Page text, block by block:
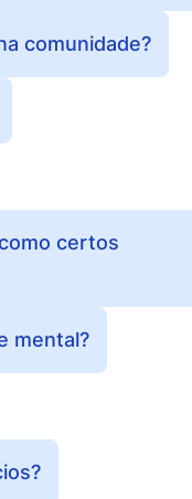
comunidade?
certos
mental?